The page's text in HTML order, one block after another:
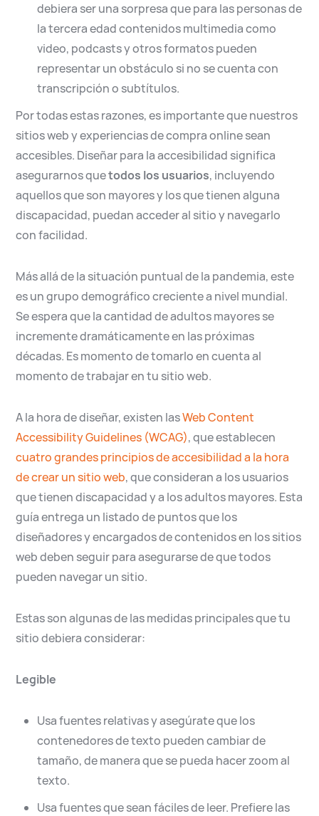
debiera ser una sorpresa que para las personas de
la tercera edad contenidos multimedia como
video, podcasts y otros formatos pueden
representar un obstáculo si no se cuenta con
transcripción o subtítulos.
Por todas estas razones, es importante que nuestros
sitios web y experiencias de compra online sean
accesibles. Diseñar para la accesibilidad significa
asegurarnos quetodos los usuarios, incluyendo
aquellos que son mayores y los que tienen alguna
discapacidad, puedan acceder al sitio y navegarlo
con facilidad.
Más allá de la situación puntual de la pandemia, este
es un grupo demográfico creciente a nivel mundial.
Se espera que la cantidad de adultos mayores se
incremente dramáticamente en las próximas
décadas. Es momento de tomarlo en cuenta al
momento de trabajar en tu sitio web.
A la hora de diseñar, existen lasWeb Content
Accessibility Guidelines (WCAG), que establecen
cuatro grandes principios de accesibilidad a la hora
de crear un sitio web, que consideran a los usuarios
que tienen discapacidad y a los adultos mayores. Esta
guía entrega un listado de puntos que los
diseñadores y encargados de contenidos en los sitios
web deben seguir para asegurarse de que todos
pueden navegar un sitio.
Estas son algunas de las medidas principales que tu
sitio debiera considerar:
Legible
Usa fuentes relativas y asegúrate que los
contenedores de texto pueden cambiar de
tamaño, de manera que se pueda hacer zoom al
texto.
Usa fuentes que sean fáciles de leer. Prefiere las